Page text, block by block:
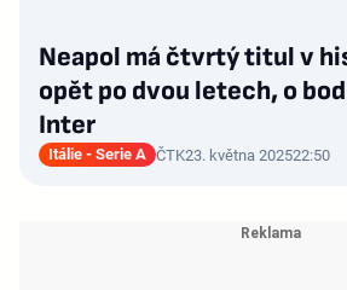
Neapol má čtvrtý titul v
opět po dvou letech, o
Inter
Itálie - Serie A ČTK23. května 202522:50